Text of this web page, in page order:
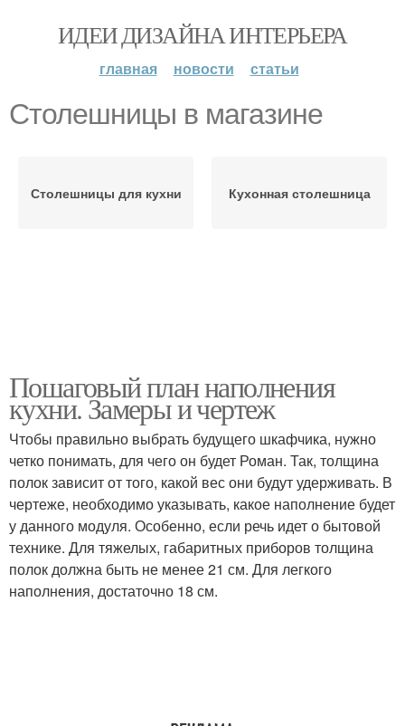
ИДЕИ ДИЗАЙНА ИНТЕРЬЕРА
главная новости статьи
Столешницы в магазине
Столешницы для кухни Кухонная столешница
Пошаговый план наполнения
кухни. Замеры и чертеж
Чтобы правильно выбрать будущего шкафчика, нужно
четко понимать, для чего он будет Роман. Так, толщина
полок зависит от того, какой вес они будут удерживать. В
чертеже, необходимо указывать, какое наполнение будет
у данного модуля. Особенно, если речь идет о бытовой
технике. Для тяжелых, габаритных приборов толщина
полок должна быть не менее 21 см. Для легкого
наполнения, достаточно 18 см.